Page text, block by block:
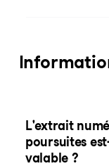
L'extrait
poursuites
valable ?